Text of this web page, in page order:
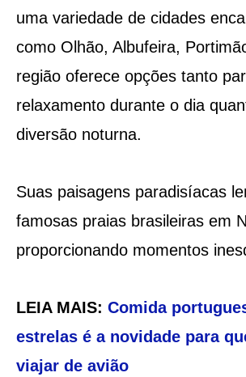
uma variedade de cidades
como Olhão, Albufeira,
região oferece opções tanto
relaxamento durante o dia
diversão noturna.
Suas paisagens paradisíacas
famosas praias brasileiras em
proporcionando momentos
LEIA MAIS: Comida
estrelas é a novidade para
viajar de avião